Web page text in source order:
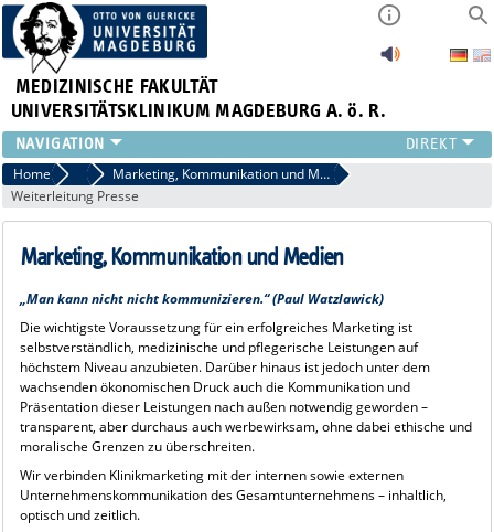
MEDIZINISCHE FAKULTÄT
UNIVERSITÄTSKLINIKUM MAGDEBURG A. ö. R.
INSTITUTE
KLINIKEN
ZENTRALE EINRICHTUNGEN
FORSCHUNG
ÜBER UNS
INTERNATIONAL
INTRANET
Home Presse
Marketing, Kommunikation und Medien
Weiterleitung Presse
Marketing, Kommunikation und Medien
„Man kann nicht nicht kommunizieren.“ (Paul Watzlawick)
Die wichtigste Voraussetzung für ein erfolgreiches Marketing ist
selbstverständlich, medizinische und pflegerische Leistungen auf
höchstem Niveau anzubieten. Darüber hinaus ist jedoch unter dem
wachsenden ökonomischen Druck auch die Kommunikation und
Präsentation dieser Leistungen nach außen notwendig geworden –
transparent, aber durchaus auch werbewirksam, ohne dabei ethische und
moralische Grenzen zu überschreiten.
Wir verbinden Klinikmarketing mit der internen sowie externen
Unternehmenskommunikation des Gesamtunternehmens – inhaltlich,
optisch und zeitlich.